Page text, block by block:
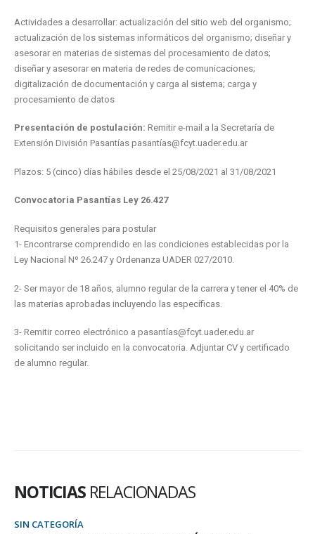
Actividades a desarrollar: actualización del sitio web del organismo;
actualización de los sistemas informáticos del organismo; diseñar y
asesorar en materias de sistemas del procesamiento de datos;
diseñar y asesorar en materia de redes de comunicaciones;
digitalización de documentación y carga al sistema; carga y
procesamiento de datos
Presentación de postulación: Remitir e-mail a la Secretaría de
Extensión División Pasantías pasantías@fcyt.uader.edu.ar
Plazos: 5 (cinco) días hábiles desde el 25/08/2021 al 31/08/2021
Convocatoria Pasantías Ley 26.427
Requisitos generales para postular
1- Encontrarse comprendido en las condiciones establecidas por la
Ley Nacional Nº 26.247 y Ordenanza UADER 027/2010.
2- Ser mayor de 18 años, alumno regular de la carrera y tener el 40% de
las materias aprobadas incluyendo las específicas.
3- Remitir correo electrónico a pasantías@fcyt.uader.edu.ar
solicitando ser incluido en la convocatoria. Adjuntar CV y certificado
de alumno regular.
NOTICIAS RELACIONADAS